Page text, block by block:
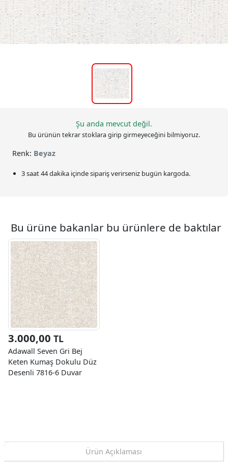
Şu anda mevcut değil.
Bu ürünün tekrar stoklara girip girmeyeceğini bilmiyoruz.
Renk: Beyaz
3 saat 44 dakika içinde sipariş verirseniz bugün kargoda.
Bu ürüne bakanlar bu ürünlere de baktılar
3.000,00 TL
Adawall Seven Gri Bej
Keten Kumaş Dokulu Düz
Desenli 7816-6 Duvar
Ürün Açıklaması